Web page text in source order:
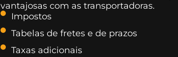
vantajosas com as transportadoras.
Impostos
Tabelas de fretes e de prazos
Taxas adicionais